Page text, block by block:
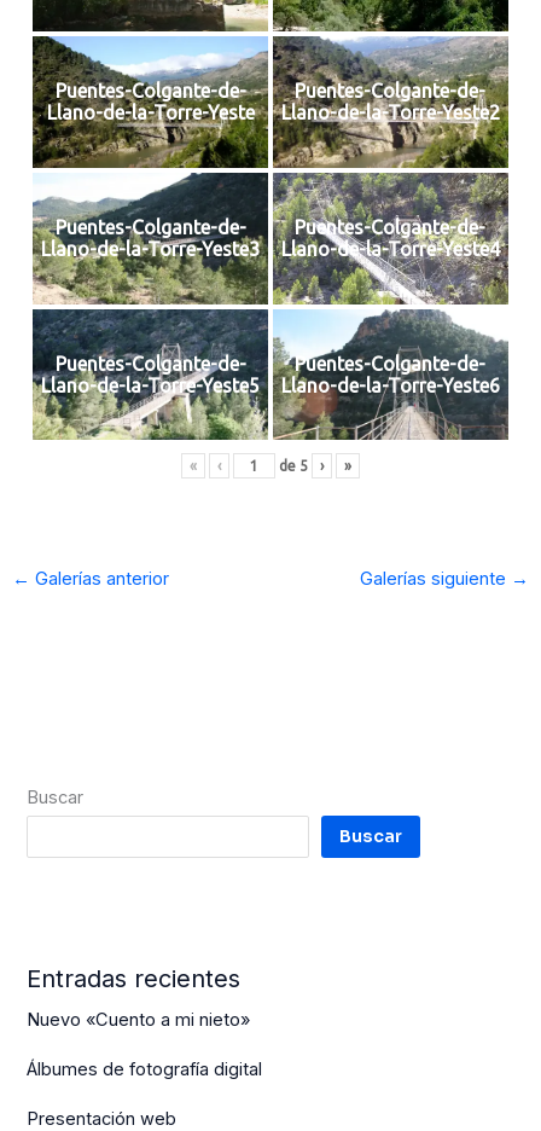
Puentes-Colgante-de-
Llano-de-la-Torre-Yeste
Puentes-Colgante-de-
Llano-de-la-Torre-Yeste2
Puentes-Colgante-de-
Llano-de-la-Torre-Yeste3
Puentes-Colgante-de-
Llano-de-la-Torre-Yeste4
Puentes-Colgante-de-
Llano-de-la-Torre-Yeste5
Puentes-Colgante-de-
Llano-de-la-Torre-Yeste6
« ‹ de 5 › »
← Galerías anterior Galerías siguiente →
Buscar
Buscar
Entradas recientes
Nuevo «Cuento a mi nieto»
Álbumes de fotografía digital
Presentación web